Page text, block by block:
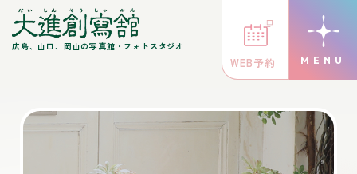
広島、山口、岡山の写真館・フォトスタジオ
WEB予約